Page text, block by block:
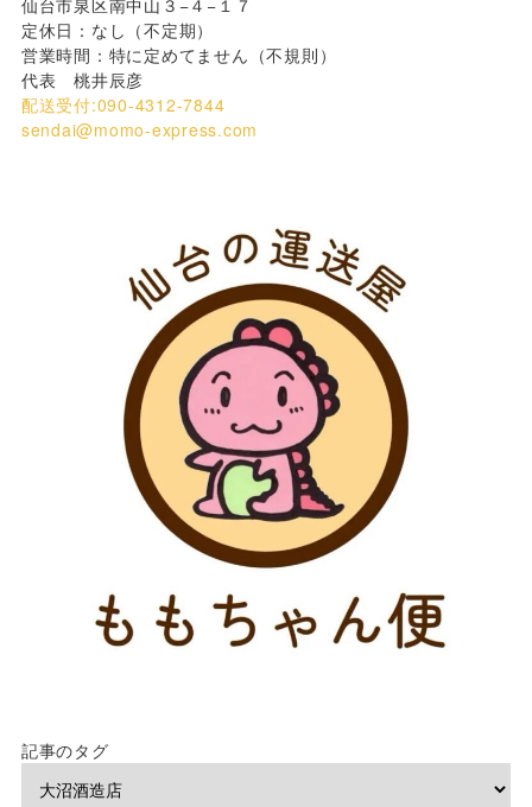
定休日：なし（不定期）
営業時間：特に定めてません（不規則）
代表 桃井辰彦
配送受付:090-4312-7844
sendai@momo-express.com
記事のタグ